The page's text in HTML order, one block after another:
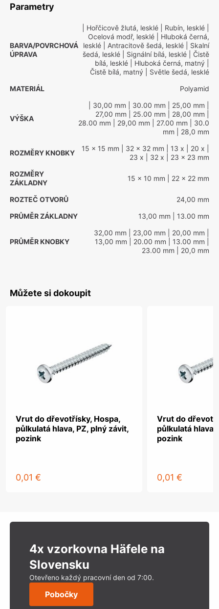
Parametry
BARVA/POVRCHOVÁ
ÚPRAVA
| Hořčicově žlutá, lesklé | Rubín, lesklé
Ocelová modř, lesklé | Hluboká černá,
lesklé | Antracitově šedá, lesklé | Skalní
šedá, lesklé | Signální bílá, lesklé | Čistě
bílá, lesklé | Hluboká černá, matný
Čistě bílá, matný | Světle šedá, lesklé
MATERIÁL
Polyamid
VÝŠKA
| 30,00 mm | 30.00 mm | 25,00 mm
27,00 mm | 25.00 mm | 28,00 mm
28.00 mm | 29,00 mm | 27.00 mm | 30.0
mm | 28,0 mm
ROZMĚRY KNOBKY
15 x 15 mm | 32 x 32 mm | 13 x | 20 x
23 x | 32 x | 23 x 23 mm
ROZMĚRY
ZÁKLADNY
15 x 10 mm | 22 x 22 mm
ROZTEČ OTVORŮ
24,00 mm
PRŮMĚR ZÁKLADNY
13,00 mm | 13.00 mm
PRŮMĚR KNOBKY
32,00 mm | 23,00 mm | 20,00 mm
13,00 mm | 20.00 mm | 13.00 mm
23.00 mm | 20,0 mm
Můžete si dokoupit
Vrut do dřevotřísky, Hospa,
půlkulatá hlava, PZ, plný závit,
pozink
0,01 €
Vrut do
půlkulatá hlava,
pozink
0,01 €
4x vzorkovna Häfele na
Slovensku
Otevřeno každý pracovní den od 7:00.
Pobočky